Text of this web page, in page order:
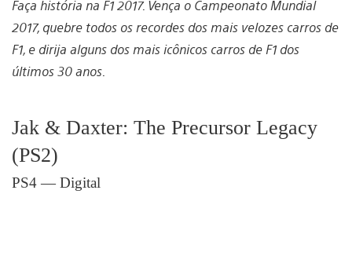
Faça história na F1 2017. Vença o Campeonato Mundial
2017, quebre todos os recordes dos mais velozes carros de
F1, e dirija alguns dos mais icônicos carros de F1 dos
últimos 30 anos.
Jak & Daxter: The Precursor Legacy
(PS2)
PS4 — Digital